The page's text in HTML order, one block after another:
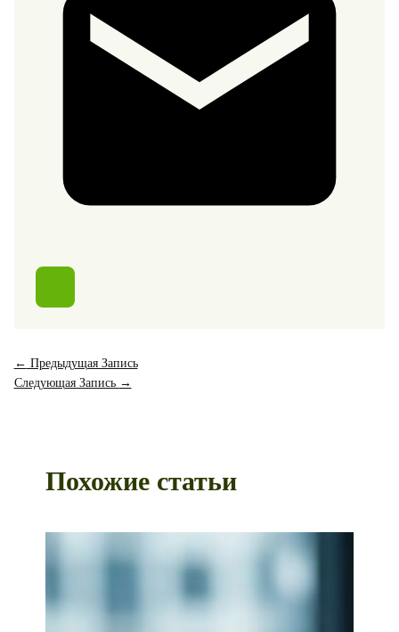
← Предыдущая Запись
Следующая Запись →
Похожие статьи